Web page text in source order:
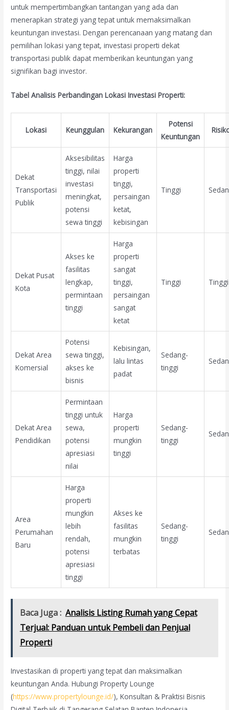
untuk mempertimbangkan tantangan yang ada dan
menerapkan strategi yang tepat untuk memaksimalkan
keuntungan investasi. Dengan perencanaan yang matang dan
pemilihan lokasi yang tepat, investasi properti dekat
transportasi publik dapat memberikan keuntungan yang
signifikan bagi investor.
Tabel Analisis Perbandingan Lokasi Investasi Properti:
Lokasi Keunggulan Kekurangan
Potensi
Keuntungan
Dekat
Transportasi
Publik
Aksesibilitas
tinggi, nilai
investasi
meningkat,
potensi
sewa tinggi
Harga
properti
tinggi,
persaingan
ketat,
kebisingan
Tinggi
Dekat Pusat
Kota
Akses ke
fasilitas
lengkap,
permintaan
tinggi
Harga
properti
sangat
tinggi,
persaingan
sangat
ketat
Tinggi Tinggi
Dekat Area
Komersial
Potensi
sewa tinggi,
akses ke
bisnis
Kebisingan,
lalu lintas
padat
Sedang-
tinggi
Dekat Area
Pendidikan
Permintaan
tinggi untuk
sewa,
potensi
apresiasi
nilai
Harga
properti
mungkin
tinggi
Sedang-
tinggi
Area
Perumahan
Baru
Harga
properti
mungkin
lebih
rendah,
potensi
apresiasi
tinggi
Akses ke
fasilitas
mungkin
terbatas
Sedang-
tinggi
Baca Juga : Analisis Listing Rumah yang Cepat
Terjual: Panduan untuk Pembeli dan Penjual
Properti
Investasikan di properti yang tepat dan maksimalkan
keuntungan Anda. Hubungi Property Lounge
(https://www.propertylounge.id/), Konsultan & Praktisi Bisnis